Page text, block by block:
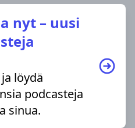
nyt – uusi
löydä
podcasteja
sinua.